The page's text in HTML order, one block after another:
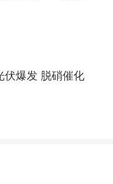
伏爆发 脱硝催化